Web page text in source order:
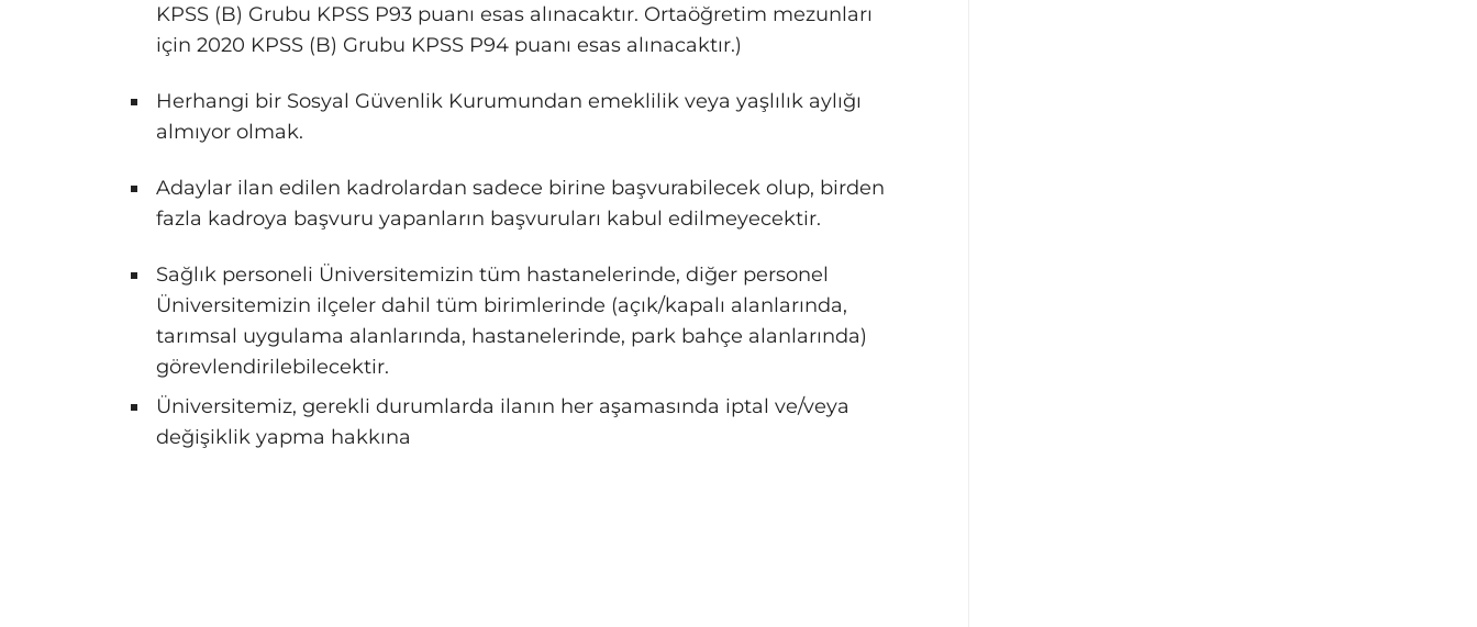
KPSS (B) Grubu KPSS P93 puanı esas alınacaktır. Ortaöğretim mezunları
için 2020 KPSS (B) Grubu KPSS P94 puanı esas alınacaktır.)
Herhangi bir Sosyal Güvenlik Kurumundan emeklilik veya yaşlılık aylığı
almıyor olmak.
Adaylar ilan edilen kadrolardan sadece birine başvurabilecek olup, birden
fazla kadroya başvuru yapanların başvuruları kabul edilmeyecektir.
Sağlık personeli Üniversitemizin tüm hastanelerinde, diğer personel
Üniversitemizin ilçeler dahil tüm birimlerinde (açık/kapalı alanlarında,
tarımsal uygulama alanlarında, hastanelerinde, park bahçe alanlarında)
görevlendirilebilecektir.
Üniversitemiz, gerekli durumlarda ilanın her aşamasında iptal ve/veya
değişiklik yapma hakkına